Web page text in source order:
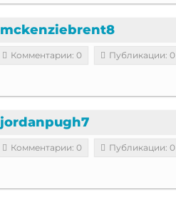
mckenziebrent8
Комментарии: 0 Публикации: 0
jordanpugh7
Комментарии: 0 Публикации: 0